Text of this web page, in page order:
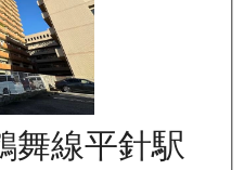
舞線平針駅